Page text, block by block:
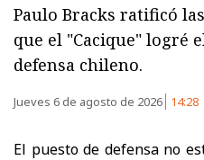
Paulo Bracks ratificó
que el "Cacique" logré
defensa chileno.
Jueves 6 de agosto de 2026 14:28
El puesto de defensa no